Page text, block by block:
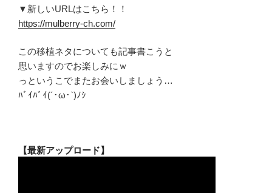
▼新しいURLはこちら！！
https://mulberry-ch.com/
この移植ネタについても記事書こうと
思いますのでお楽しみにｗ
っというこでまたお会いしましょう…
ﾊﾞｲﾊﾞｲ(´･ω･`)ﾉｼ
【最新アップロード】